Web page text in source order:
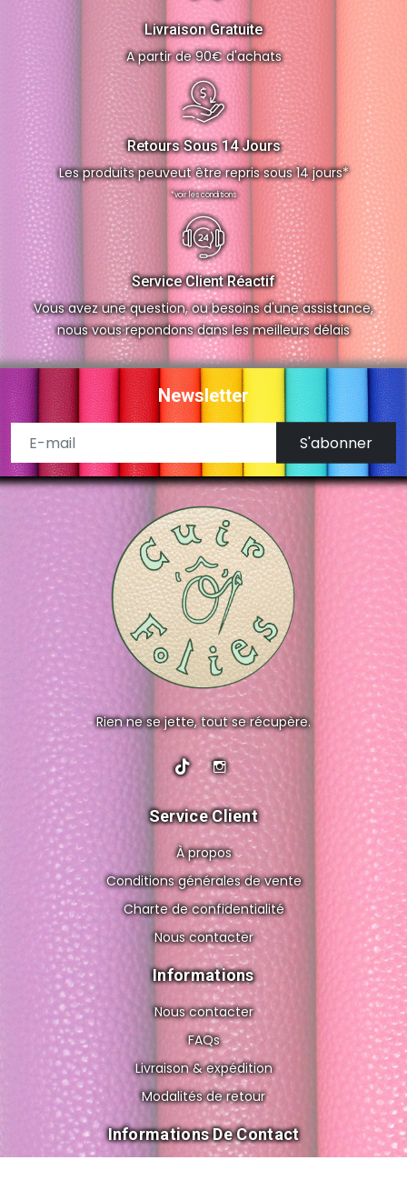
Livraison Gratuite
A partir de 90€ d'achats
Retours Sous 14 Jours
Les produits peuveut être repris sous 14 jours*
*voir les conditions
Service Client Réactif
Vous avez une question, ou besoins d'une assistance,
nous vous repondons dans les meilleurs délais
Newsletter
S'abonner
Rien ne se jette, tout se récupère.
Service Client
À propos
Conditions générales de vente
Charte de confidentialité
Nous contacter
Informations
Nous contacter
FAQs
Livraison & expédition
Modalités de retour
Informations De Contact